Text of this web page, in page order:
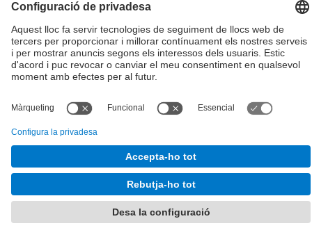
© UPC Escola de Doctorat
Desenvolupat amb
Avís legal
Configuració de privadesa